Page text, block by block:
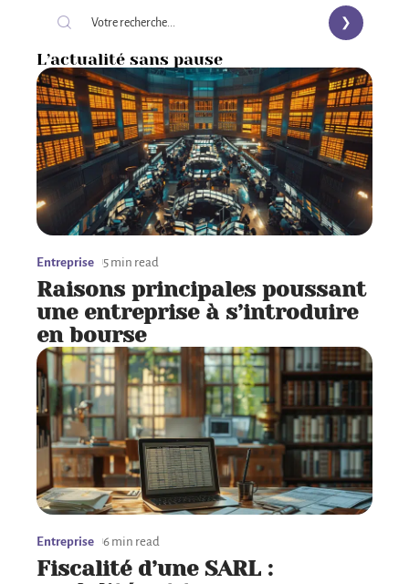
L’actualité sans pause
Entreprise 5 min read
Raisons principales poussant
une entreprise à s’introduire
en bourse
Entreprise 6 min read
Fiscalité d’une SARL :